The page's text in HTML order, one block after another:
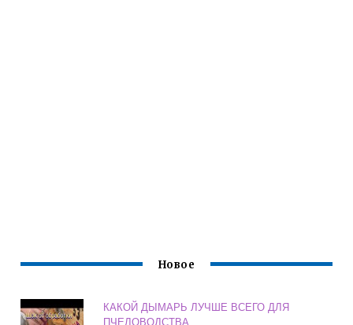
Новое
КАКОЙ ДЫМАРЬ ЛУЧШЕ ВСЕГО ДЛЯ
ПЧЕЛОВОДСТВА